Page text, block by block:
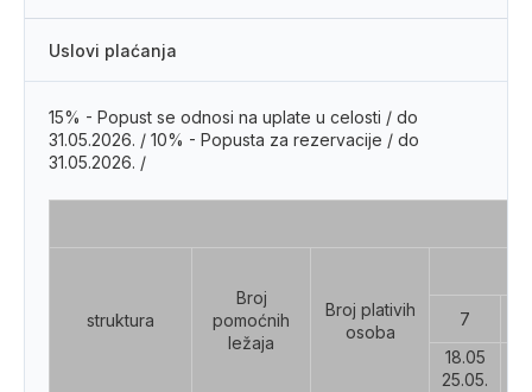
Uslovi plaćanja
15% - Popust se odnosi na uplate u celosti / do
31.05.2026. / 10% - Popusta za rezervacije / do
31.05.2026. /
struktura
Broj
pomoćnih
ležaja
Broj plativih
osoba
7
18.05
25.05.